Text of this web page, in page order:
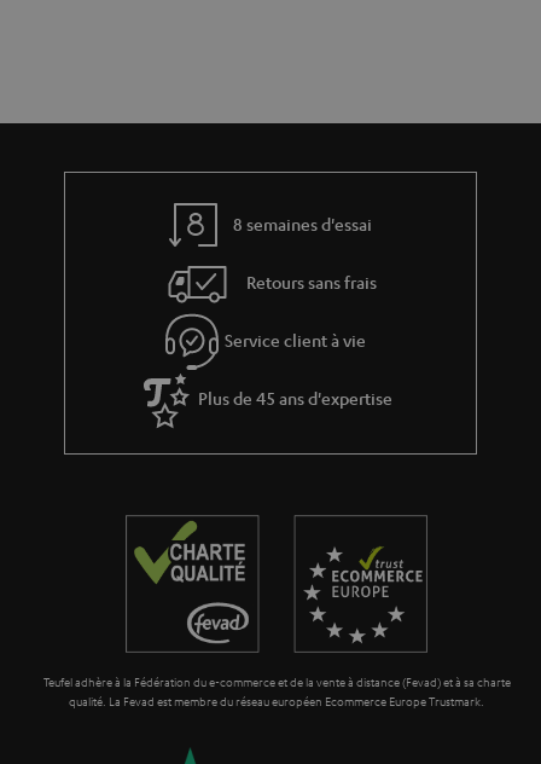
l
l
_
h
d
e
v
a
n
e
8 semaines d'essai
Retours sans frais
Service client à vie
Plus de 45 ans d'expertise
Teufel adhère à la Fédération du e-commerce et de la vente à distance (Fevad) et à sa charte
qualité. La Fevad est membre du réseau européen Ecommerce Europe Trustmark.